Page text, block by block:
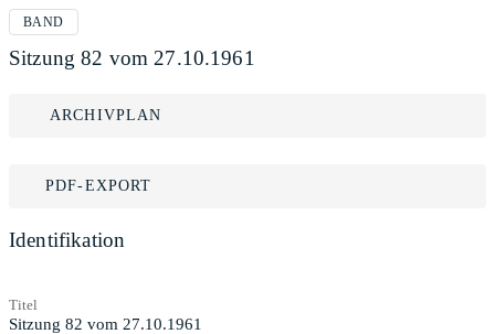
BAND
Sitzung 82 vom 27.10.1961
ARCHIVPLAN
PDF-EXPORT
Identifikation
Titel
Sitzung 82 vom 27.10.1961